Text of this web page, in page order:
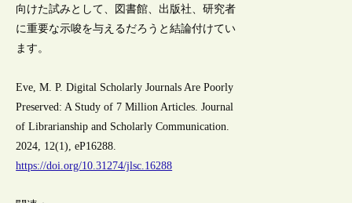
向けた試みとして、図書館、出版社、研究者
に重要な示唆を与えるだろうと結論付けてい
ます。
Eve, M. P. Digital Scholarly Journals Are Poorly
Preserved: A Study of 7 Million Articles. Journal
of Librarianship and Scholarly Communication.
2024, 12(1), eP16288.
https://doi.org/10.31274/jlsc.16288